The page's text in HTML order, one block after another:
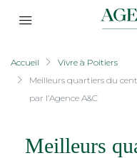
Accueil
Vivre à Poitiers
Meilleurs quartiers du
par l’Agence A&C
Meilleurs